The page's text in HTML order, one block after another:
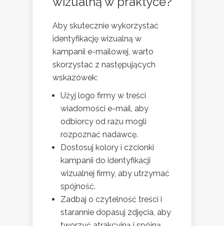
Aby skutecznie wykorzystać
identyfikację wizualną w
kampanii e-mailowej, warto
skorzystać z następujących
wskazówek:
Użyj logo firmy w treści
wiadomości e-mail, aby
odbiorcy od razu mogli
rozpoznać nadawcę.
Dostosuj kolory i czcionki
kampanii do identyfikacji
wizualnej firmy, aby utrzymać
spójność.
Zadbaj o czytelność treści i
starannie dopasuj zdjęcia, aby